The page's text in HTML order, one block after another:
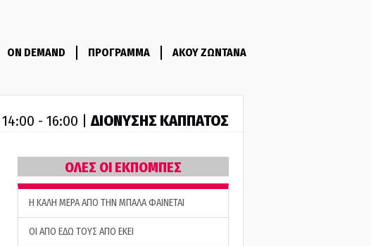
ON DEMAND ΠΡΟΓΡΑΜΜΑ ΑΚΟΥ ΖΩΝΤΑΝΑ
14:00 - 16:00 |ΔΙΟΝΥΣΗΣ ΚΑΠΠΑΤΟΣ
ΟΛΕΣ ΟΙ ΕΚΠΟΜΠΕΣ
H ΚΑΛΗ ΜΕΡΑ ΑΠΟ ΤΗΝ ΜΠΑΛΑ ΦΑΙΝΕΤΑΙ
ΟΙ ΑΠΟ ΕΔΩ ΤΟΥΣ ΑΠΟ ΕΚΕΙ